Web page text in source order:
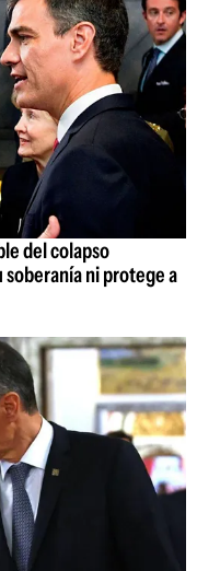
del colapso
ni protege a